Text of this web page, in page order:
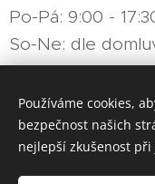
Po-Pá: 9:00 -
So-Ne: dle
Používáme cookies,
bezpečnost našich
nejlepší zkušenost při